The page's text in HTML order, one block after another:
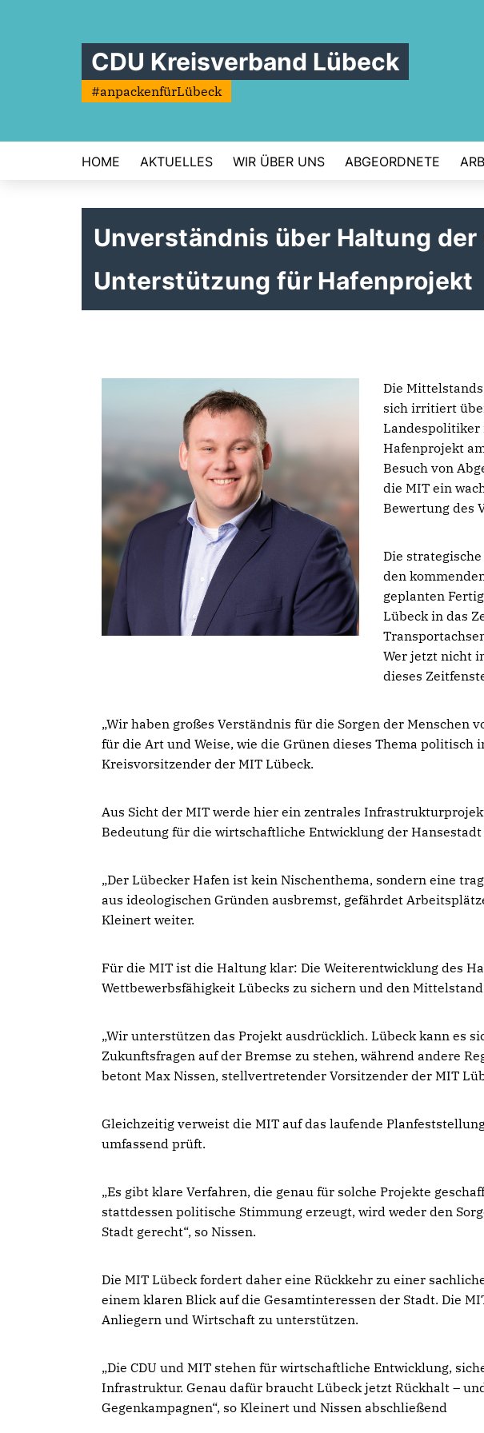
CDU Kreisverband Lübeck
#anpackenfürLübeck
HOME AKTUELLES WIR ÜBER UNS ABGEORDNETE
Unverständnis über Haltung der
Unterstützung für Hafenprojekt
Die
sich irritiert
Landespolitiker
Hafenprojekt
Besuch von
die MIT ein
Bewertung des
Die
den
geplanten
Lübeck in das
Wer jetzt nicht
dieses
Wir haben großes Verständnis für die Sorgen der Menschen
für die Art und Weise, wie die Grünen dieses Thema
Kreisvorsitzender der MIT Lübeck.
Aus Sicht der MIT werde hier ein zentrales
Bedeutung für die wirtschaftliche Entwicklung der
Der Lübecker Hafen ist kein Nischenthema, sondern eine
aus ideologischen Gründen ausbremst, gefährdet
Kleinert weiter.
Für die MIT ist die Haltung klar: Die Weiterentwicklung des
Wettbewerbsfähigkeit Lübecks zu sichern und den
Wir unterstützen das Projekt ausdrücklich. Lübeck kann es
Zukunftsfragen auf der Bremse zu stehen, während andere
betont Max Nissen, stellvertretender Vorsitzender der MIT
Gleichzeitig verweist die MIT auf das laufende
umfassend prüft.
Es gibt klare Verfahren, die genau für solche Projekte
stattdessen politische Stimmung erzeugt, wird weder den
Stadt gerecht“, so Nissen.
Die MIT Lübeck fordert daher eine Rückkehr zu einer
einem klaren Blick auf die Gesamtinteressen der Stadt. Die
Anliegern und Wirtschaft zu unterstützen.
Die CDU und MIT stehen für wirtschaftliche Entwicklung,
Infrastruktur. Genau dafür braucht Lübeck jetzt Rückhalt –
Gegenkampagnen“, so Kleinert und Nissen abschließend